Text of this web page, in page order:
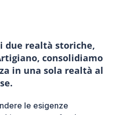
due realtà storiche,
consolidiamo
in una sola realtà al
le esigenze